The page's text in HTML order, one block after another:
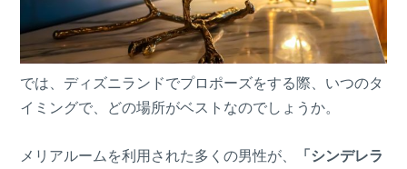
では、ディズニランドでプロポーズをする際、いつのタ
イミングで、どの場所がベストなのでしょうか。
メリアルームを利用された多くの男性が、
「シンデレラ